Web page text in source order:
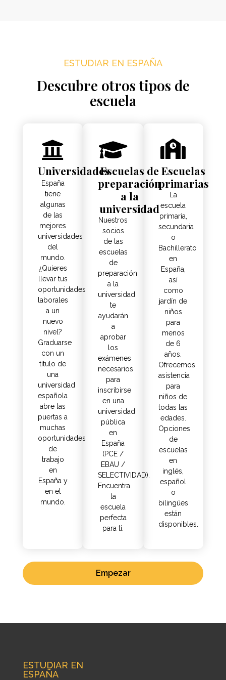
ESTUDIAR EN ESPAÑA
Descubre otros tipos de
escuela
Universidades
España
tiene
algunas
de las
mejores
universidades
del
mundo.
¿Quieres
llevar tus
oportunidades
laborales
a un
nuevo
nivel?
Graduarse
con un
título de
una
universidad
española
abre las
puertas a
muchas
oportunidades
de
trabajo
en
España y
en el
mundo.
Escuelas de
preparación
a la
universidad
Nuestros
socios
de las
escuelas
de
preparación
a la
universidad
te
ayudarán
a
aprobar
los
exámenes
necesarios
para
inscribirse
en una
universidad
pública
en
España
(PCE /
EBAU /
SELECTIVIDAD).
Encuentra
la
escuela
perfecta
para ti.
Escuelas
primarias
La
escuela
primaria,
secundaria
o
Bachillerato
en
España,
así
como
jardín de
niños
para
menos
de 6
años.
Ofrecemos
asistencia
para
niños de
todas las
edades.
Opciones
de
escuelas
en
inglés,
español
o
bilingües
están
disponibles.
Empezar
ESTUDIAR EN
ESPAÑA